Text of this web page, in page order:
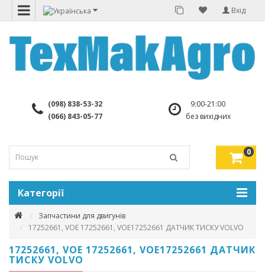
Вхід
(098) 838-53-32
(066) 843-05-77
9:00-21:00
без вихідних
0
Категорії
Запчастини для двигунів
17252661, VOE 17252661, VOE17252661 ДАТЧИК ТИСКУ VOLVO
17252661, VOE 17252661, VOE17252661 ДАТЧИК
ТИСКУ VOLVO